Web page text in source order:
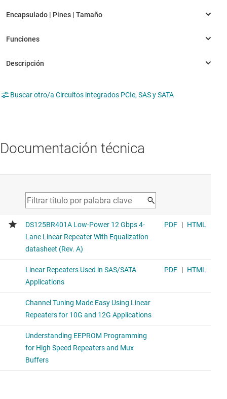
Buscar otro/a Circuitos integrados PCIe, SAS y SATA
Documentación técnica